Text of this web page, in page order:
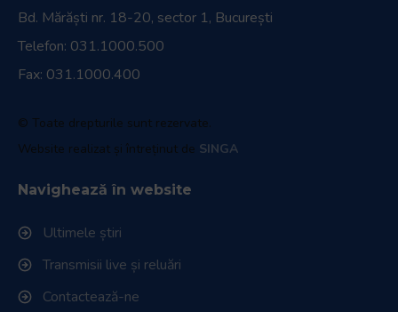
Bd. Mărăști nr. 18-20, sector 1, București
Telefon: 031.1000.500
Fax: 031.1000.400
© Toate drepturile sunt rezervate.
Website realizat și întreținut de SINGA
Navighează în website
Ultimele știri
Transmisii live și reluări
Contactează-ne